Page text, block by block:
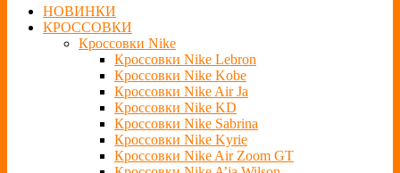
НОВИНКИ
КРОССОВКИ
Кроссовки Nike
Кроссовки Nike Lebron
Кроссовки Nike Kobe
Кроссовки Nike Air Ja
Кроссовки Nike KD
Кроссовки Nike Sabrina
Кроссовки Nike Kyrie
Кроссовки Nike Air Zoom GT